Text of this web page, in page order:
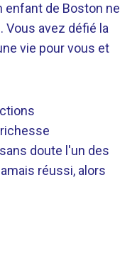
enfant de Boston ne
Vous avez défié la
vie pour vous et
doute l'un des
réussi, alors